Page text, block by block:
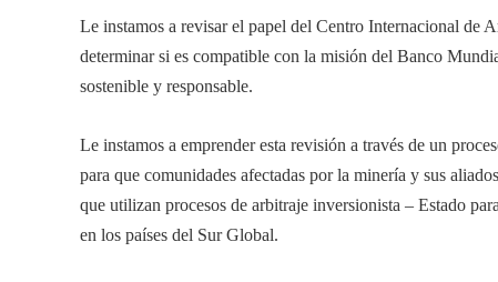
Le instamos a revisar el papel del Centro Internacional de
determinar si es compatible con la misión del Banco
sostenible y responsable.
Le instamos a emprender esta revisión a través de un
para que comunidades afectadas por la minería y sus
que utilizan procesos de arbitraje inversionista – Estado
en los países del Sur Global.